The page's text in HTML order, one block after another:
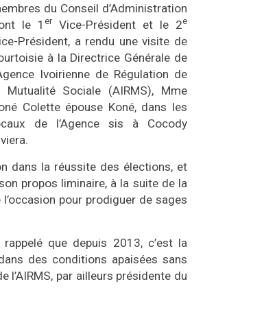
du Conseil d’Administration
le 1 erVice-Président et le 2e
Président, a rendu une visite de
à la Directrice Générale de
Ivoirienne de Régulation de
Mutualité Sociale (AIRMS), Mme
Colette épouse Koné, dans les
de l’Agence sis à Cocody
dans la réussite des élections, et
propos liminaire, à la suite de la
pour prodiguer de sages
que depuis 2013, c’est la
des conditions apaisées sans
l’AIRMS, par ailleurs présidente du